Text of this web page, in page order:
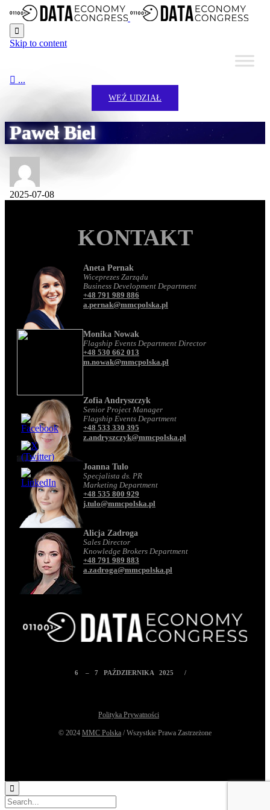

Skip to content
 ...
WEŹ UDZIAŁ
Paweł Biel
2025-07-08
KONTAKT
Aneta Pernak
Wiceprezes Zarządu
Business Development Department
+48 791 989 886
a.pernak@mmcpolska.pl
Monika Nowak
Flagship Events Department Director
+48 530 662 013
m.nowak@mmcpolska.pl
Zofia Andryszczyk
Senior Project Manager
Flagship Events Department
+48 533 330 395
z.andryszczyk@mmcpolska.pl
Joanna Tulo
Specjalista ds. PR
Marketing Department
+48 535 800 929
j.tulo@mmcpolska.pl
Alicja Zadroga
Sales Director
Knowledge Brokers Department
+48 791 989 883
a.zadroga@mmcpolska.pl
6 – 7 PAŹDZIERNIKA 2025 /
Polityka Prywatności
© 2024 MMC Polska / Wszystkie Prawa Zastrzeżone
